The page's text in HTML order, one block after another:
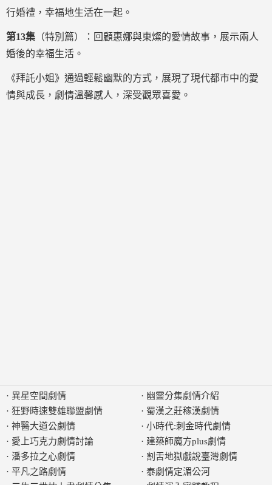
行婚禮，幸福地生活在一起。
第13集 （特別篇）：回顧惠娜與東燦的愛情故事，展示兩人
婚後的幸福生活。
《拜託小姐》通過輕鬆幽默的方式，展現了現代都市中的愛
情與成長，劇情溫馨感人，深受觀眾喜愛。
· 異星空間劇情
· 狂野時速雙雄聯盟劇情
· 神醫大道公劇情
· 愛上巧克力劇情討論
· 潘多拉之心劇情
· 平凡之路劇情
· 幽靈分集劇情介紹
· 蜀漢之莊稼漢劇情
· 小時代:刺金時代劇情
· 建築師魔方plus劇情
· 割舌地獄戲說臺灣劇情
· 泰劇情定湄公河